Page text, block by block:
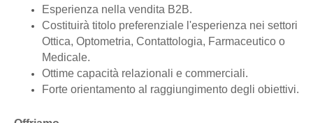
Esperienza nella vendita B2B.
Costituirà titolo preferenziale l'esperienza nei settori
Ottica, Optometria, Contattologia, Farmaceutico o
Medicale.
Ottime capacità relazionali e commerciali.
Forte orientamento al raggiungimento degli obiettivi.